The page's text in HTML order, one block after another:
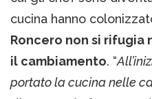
cucina hanno
Roncero non si rifugia
il cambiamento. “
portato la cucina nelle